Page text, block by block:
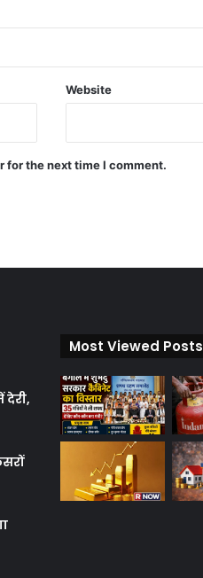
Website
for the next time I comment.
देरी,
Most Viewed Posts